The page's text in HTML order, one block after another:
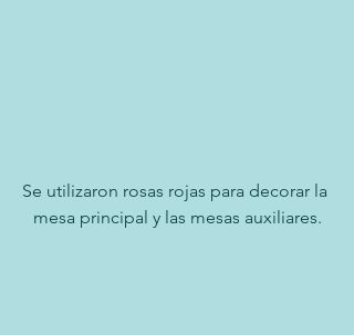
Se utilizaron rosas rojas para decorar la
mesa principal y las mesas auxiliares.